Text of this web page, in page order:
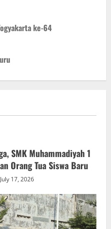
ke-64
SMK Muhammadiyah 1
Orang Tua Siswa Baru
July 17, 2026